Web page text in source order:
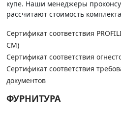
купе. Наши менеджеры
рассчитают стоимость
Сертификат соответствия
СМ)
Сертификат соответствия
Сертификат соответствия
документов
ФУРНИТУРА